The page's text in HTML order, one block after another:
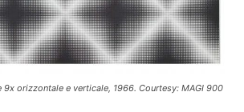
9x orizzontale e verticale, 1966. Courtesy: MAGI 900